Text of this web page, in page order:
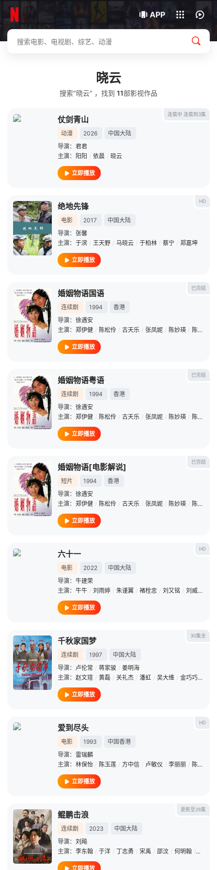
APP
下载客户端
我的观影记录
晓云
搜索"晓云" ，找到 11部影视作品
连载中 连载到3集
仗剑青山
动漫 2026
中国大陆
导演： 君君
主演：
阳阳 / 依晨 / 晓云
立即播放
HD
绝地先锋
电影 2017
中国大陆
导演： 张馨
主演： 于滨 / 王天野 / 马晓云 / 于柏林 / 蔡宁 / 郑嘉坤
立即播放
已完结
婚姻物语国语
连续剧 1994
香港
导演： 徐遇安
主演： 郑伊健 / 陈松伶 / 古天乐 / 张凤妮 / 陈妙瑛 / 陈捷文
立即播放
已完结
婚姻物语粤语
连续剧 1994
香港
导演： 徐遇安
主演： 郑伊健 / 陈松伶 / 古天乐 / 张凤妮 / 陈妙瑛 / 陈捷文
立即播放
已完结
婚姻物语[电影解说]
短片 1994
香港
导演： 徐遇安
主演： 郑伊健 / 陈松伶 / 古天乐 / 张凤妮 / 陈妙瑛 / 陈捷文
立即播放
HD
六十一
电影 2022
中国大陆
导演： 牛建荣
主演： 牛牛 / 刘雨婷 / 朱谨翼 / 褚栓忠 / 刘又铭 / 刘威 /
立即播放
30集全
千秋家国梦
连续剧 1997
中国大陆
导演： 卢伦常 / 蒋家骏 / 姜明海
主演： 赵文瑄 / 黄磊 / 关礼杰 / 潘虹 / 吴大维 / 金巧巧 /
立即播放
HD
爱到尽头
电影 1993
中国香港
导演： 雷瑞麟
主演： 林保怡 / 陈玉莲 / 方中信 / 卢敏仪 / 李丽丽 / 陈狄克
立即播放
更新至26集
鲲鹏击浪
连续剧 2023
中国大陆
导演： 刘飚
主演： 李东翰 / 于洋 / 丁志勇 / 宋禹 / 邵汶 / 何明翰 / 董勇
立即播放